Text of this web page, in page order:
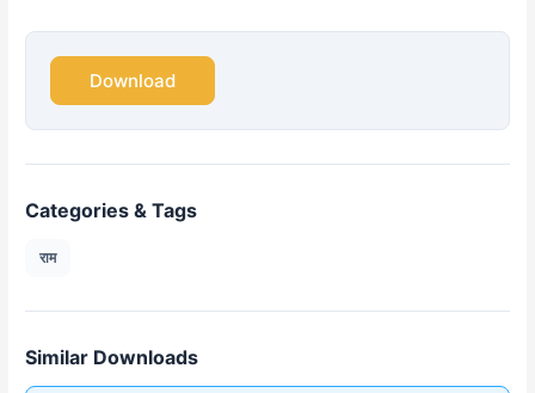
Download
Categories & Tags
राम
Similar Downloads